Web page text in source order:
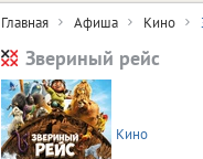
Главная Афиша Кино
Звериный рейс
Кино